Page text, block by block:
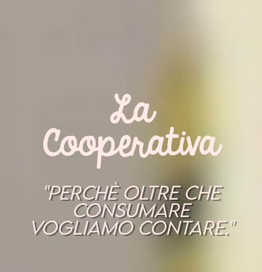
La
Cooperativa
"Perchè oltre che
consumare
vogliamo contare."